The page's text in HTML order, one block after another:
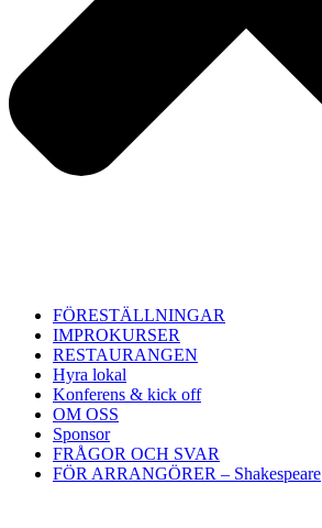
FÖRESTÄLLNINGAR
IMPROKURSER
RESTAURANGEN
Hyra lokal
Konferens & kick off
OM OSS
Sponsor
FRÅGOR OCH SVAR
FÖR ARRANGÖRER – Shakespeare